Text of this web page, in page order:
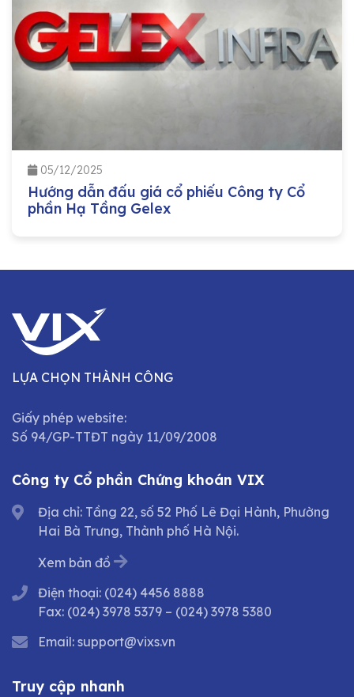
05/12/2025
Hướng dẫn đấu giá cổ phiếu Công ty Cổ
phần Hạ Tầng Gelex
LỰA CHỌN THÀNH CÔNG
Giấy phép website:
Số 94/GP-TTĐT ngày 11/09/2008
Công ty Cổ phần Chứng khoán VIX
Địa chỉ: Tầng 22, số 52 Phố Lê Đại Hành, Phường
Hai Bà Trưng, Thành phố Hà Nội.
Xem bản đồ
Điện thoại: (024) 4456 8888
Fax: (024) 3978 5379 – (024) 3978 5380
Email: support@vixs.vn
Truy cập nhanh